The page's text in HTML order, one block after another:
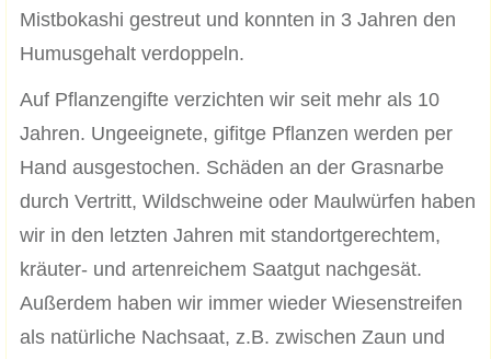
Mistbokashi gestreut und konnten in 3 Jahren den
Humusgehalt verdoppeln.
Auf Pflanzengifte verzichten wir seit mehr als 10
Jahren. Ungeeignete, gifitge Pflanzen werden per
Hand ausgestochen. Schäden an der Grasnarbe
durch Vertritt, Wildschweine oder Maulwürfen haben
wir in den letzten Jahren mit standortgerechtem,
kräuter- und artenreichem Saatgut nachgesät.
Außerdem haben wir immer wieder Wiesenstreifen
als natürliche Nachsaat, z.B. zwischen Zaun und